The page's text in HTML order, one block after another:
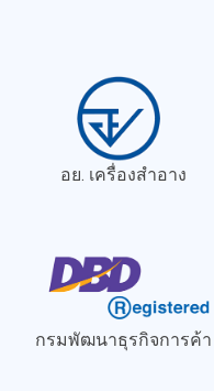
อย. เครื่องสำอาง
กรมพัฒนาธุรกิจการค้า